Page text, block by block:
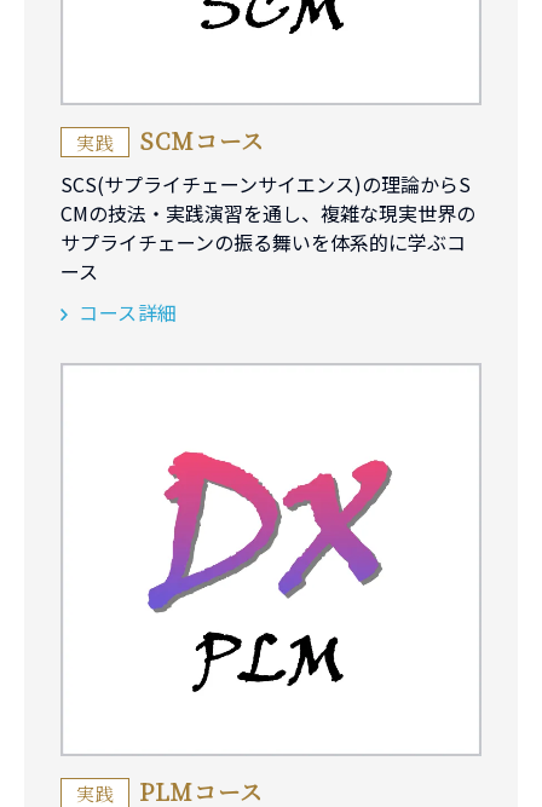
実践 SCMコース
SCS(サプライチェーンサイエンス)の理論からS
CMの技法・実践演習を通し、複雑な現実世界の
サプライチェーンの振る舞いを体系的に学ぶコ
ース
コース詳細
実践 PLMコース